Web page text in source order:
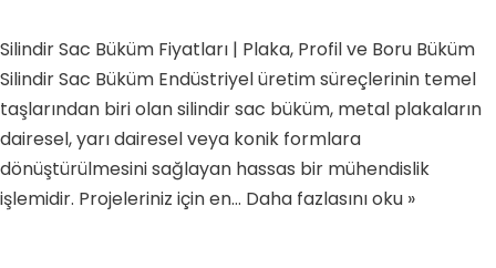
Silindir Sac Büküm Fiyatları | Plaka, Profil ve Boru Büküm
Silindir Sac Büküm Endüstriyel üretim süreçlerinin temel
taşlarından biri olan silindir sac büküm, metal plakaların
dairesel, yarı dairesel veya konik formlara
dönüştürülmesini sağlayan hassas bir mühendislik
işlemidir. Projeleriniz için en… Daha fazlasını oku »